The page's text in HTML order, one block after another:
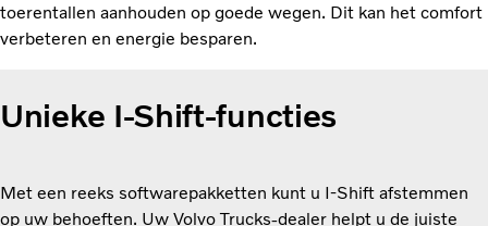
toerentallen aanhouden op goede wegen. Dit kan het comfort
verbeteren en energie besparen.
Unieke I-Shift-functies
Met een reeks softwarepakketten kunt u I-Shift afstemmen
op uw behoeften. Uw Volvo Trucks-dealer helpt u de juiste